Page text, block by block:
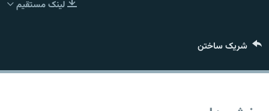
صفحه پشتو
لینک مستقیم
شریک ساختن